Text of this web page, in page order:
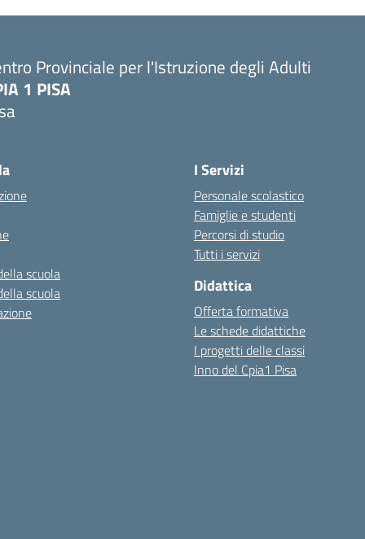
Provinciale per l'Istruzione degli Adulti
1 PISA
scuola
scuola
I Servizi
Personale scolastico
Famiglie e studenti
Percorsi di studio
Tutti i servizi
Didattica
Offerta formativa
Le schede didattiche
I progetti delle classi
Inno del Cpia1 Pisa